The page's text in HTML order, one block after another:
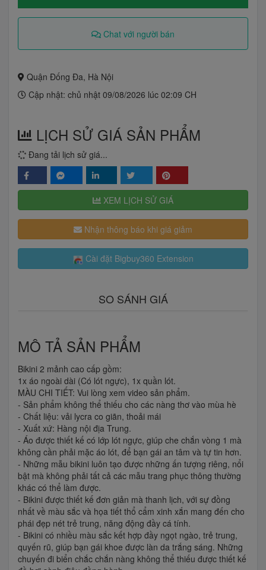
Chat với người bán
Quận Đống Đa, Hà Nội
Cập nhật: chủ nhật 09/08/2026 lúc 02:09 CH
LỊCH SỬ GIÁ SẢN PHẨM
Đang tải lịch sử giá...
XEM LỊCH SỬ GIÁ
Nhận thông báo khi giá giảm
Cài đặt Bigbuy360 Extension
SO SÁNH GIÁ
MÔ TẢ SẢN PHẨM
Bikini 2 mảnh cao cấp gồm:
1x áo ngoài dài (Có lót ngực), 1x quần lót.
MÀU CHI TIẾT: Vui lòng xem video sản phẩm.
- Sản phẩm không thể thiếu cho các nàng thơ vào mùa hè
- Chất liệu: vải lycra co giãn, thoải mái
- Xuất xứ: Hàng nội địa Trung.
- Áo được thiết kế có lớp lót ngực, giúp che chắn vòng 1 mà
không cần phải mặc áo lót, để bạn gái an tâm và tự tin hơn.
- Những mẫu bikini luôn tạo được những ấn tượng riêng, nổi
bật mà không phải tất cả các mẫu trang phục thông thường
khác có thể làm được.
- Bikini được thiết kế đơn giản mà thanh lịch, với sự đồng
nhất về màu sắc và họa tiết thổ cẩm xinh xắn mang đến cho
phái đẹp nét trẻ trung, năng động đầy cá tính.
- Bikini có nhiều màu sắc kết hợp đầy ngọt ngào, trẻ trung,
quyến rũ, giúp bạn gái khoe được làn da trắng sáng. Những
chuyến đi biển chắc chắn nàng không thể thiếu được thiết kế